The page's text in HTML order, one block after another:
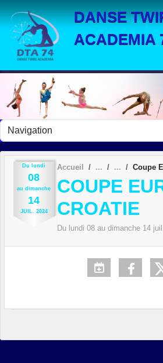
DANSE
ACADEMIA
Du lundi
08
au dimanche
14
JUIL. 2024
Accueil Coupe
COUPE
CROATIE
Du lundi 08 au dimanche 14